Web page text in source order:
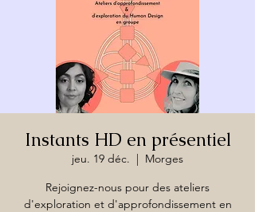
Instants HD en présentiel
jeu. 19 déc.
  |
Morges
Rejoignez-nous pour des ateliers
d'exploration et d'approfondissement en